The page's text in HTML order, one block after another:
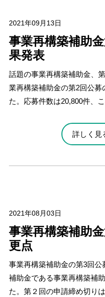
2021年09月13日
事業再構築補助
果発表
話題の事業再構築補助金、
業再構築補助金の第2回公
た。応募件数は20,800件、
詳しく見
2021年08月03日
事業再構築補助
更点
事業再構築補助金の第3回
補助金である事業再構築補
た。第２回の申請締め切り